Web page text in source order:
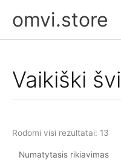
prieomvi.store
Vaikiški
Rodomi visi rezultatai: 13